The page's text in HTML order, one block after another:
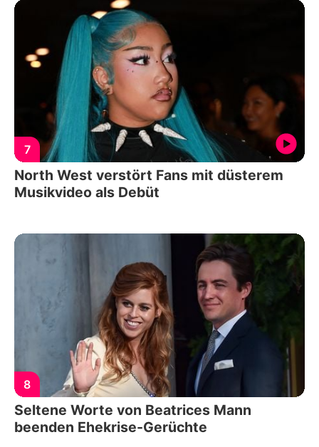
7
North West verstört Fans mit düsterem
Musikvideo als Debüt
8
Seltene Worte von Beatrices Mann
beenden Ehekrise-Gerüchte